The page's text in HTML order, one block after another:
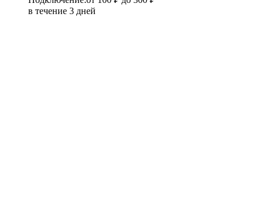
в течение 3 дней